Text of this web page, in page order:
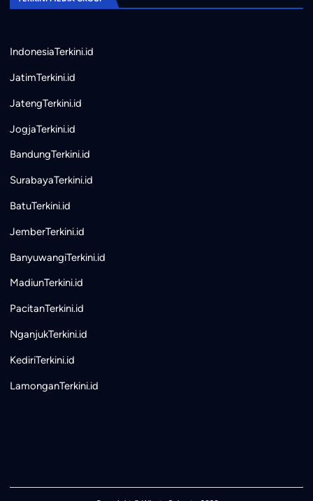
IndonesiaTerkini.id
JatimTerkini.id
JatengTerkini.id
JogjaTerkini.id
BandungTerkini.id
SurabayaTerkini.id
BatuTerkini.id
JemberTerkini.id
BanyuwangiTerkini.id
MadiunTerkini.id
PacitanTerkini.id
NganjukTerkini.id
KediriTerkini.id
LamonganTerkini.id